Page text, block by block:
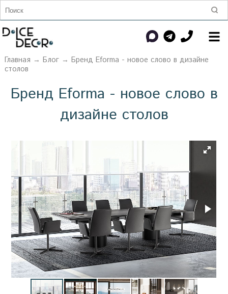
Главная → Блог→ Бренд Eforma - новое слово в дизайне
столов
Бренд Eforma - новое слово в
дизайне столов